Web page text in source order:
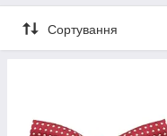
урочистих заходів
Сортування